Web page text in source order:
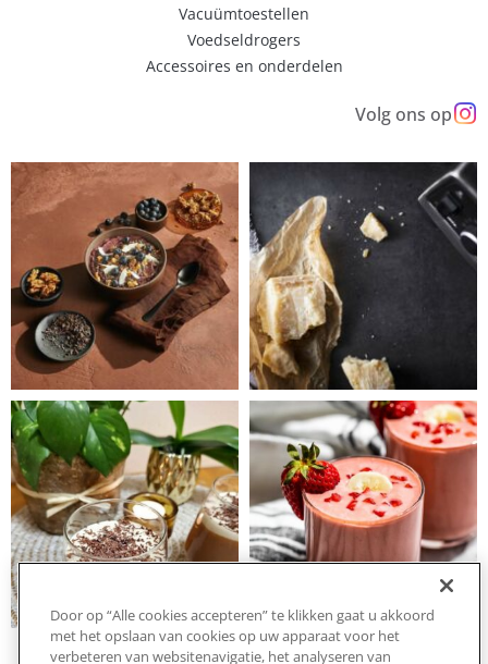
Vacuümtoestellen
Voedseldrogers
Accessoires en onderdelen
Volg ons op
Door op “Alle cookies accepteren” te klikken gaat u akkoord
met het opslaan van cookies op uw apparaat voor het
verbeteren van websitenavigatie, het analyseren van